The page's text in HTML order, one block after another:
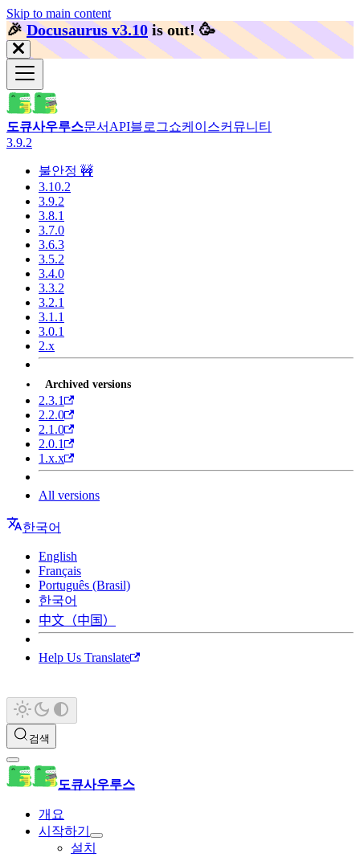
Skip to main content
🎉️Docusaurus v3.10 is out! 🥳️
도큐사우루스문서 API블로그쇼케이스커뮤니티
3.9.2
불안정 🚧
3.10.2
3.9.2
3.8.1
3.7.0
3.6.3
3.5.2
3.4.0
3.3.2
3.2.1
3.1.1
3.0.1
2.x
Archived versions
2.3.1
2.2.0
2.1.0
2.0.1
1.x.x
All versions
한국어
English
Français
Português (Brasil)
한국어
中文（中国）
Help Us Translate
검색
도큐사우루스
개요
시작하기
설치